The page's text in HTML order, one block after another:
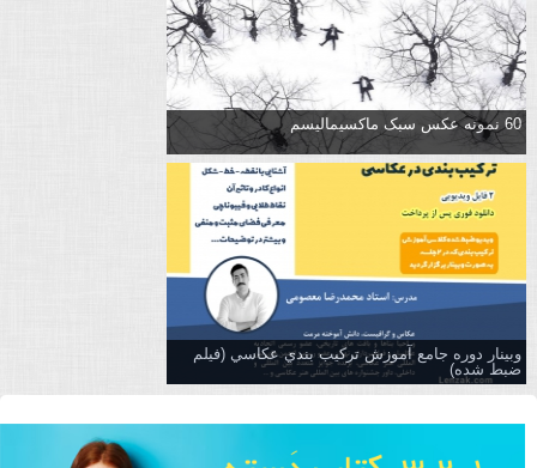
60 نمونه عکس سبک ماکسیمالیسم
وبینار دوره جامع آموزش تركيب بندي عكاسي (فیلم
ضبط شده)